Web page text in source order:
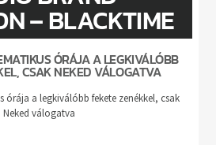
– BLACKTIME
ÓRÁJA A LEGKIVÁLÓBB
CSAK NEKED VÁLOGATVA
órája a legkiválóbb fekete zenékkel, csak
Neked válogatva